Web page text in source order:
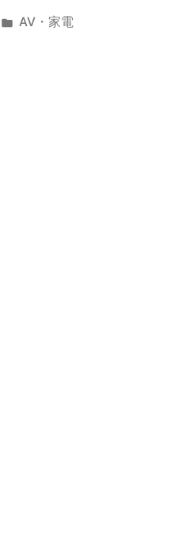
カ
AV・家電